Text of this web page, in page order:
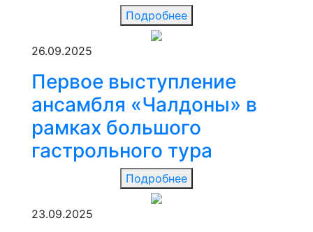
Подробнее
26.09.2025
Первое выступление
ансамбля «Чалдоны» в
рамках большого
гастрольного тура
Подробнее
23.09.2025